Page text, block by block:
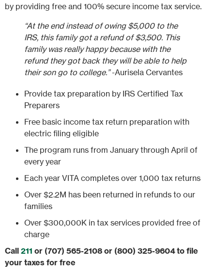
by providing free and 100% secure income tax service.
“At the end instead of owing $5,000 to the
IRS, this family got a refund of $3,500. This
family was really happy because with the
refund they got back they will be able to help
their son go to college.”-Aurisela Cervantes
Provide tax preparation by IRS Certified Tax
Preparers
Free basic income tax return preparation with
electric filing eligible
The program runs from January through April of
every year
Each year VITA completes over 1,000 tax returns
Over $2.2M has been returned in refunds to our
families
Over $300,000K in tax services provided free of
charge
Call 211 or (707) 565-2108 or (800) 325-9604 to file
your taxes for free